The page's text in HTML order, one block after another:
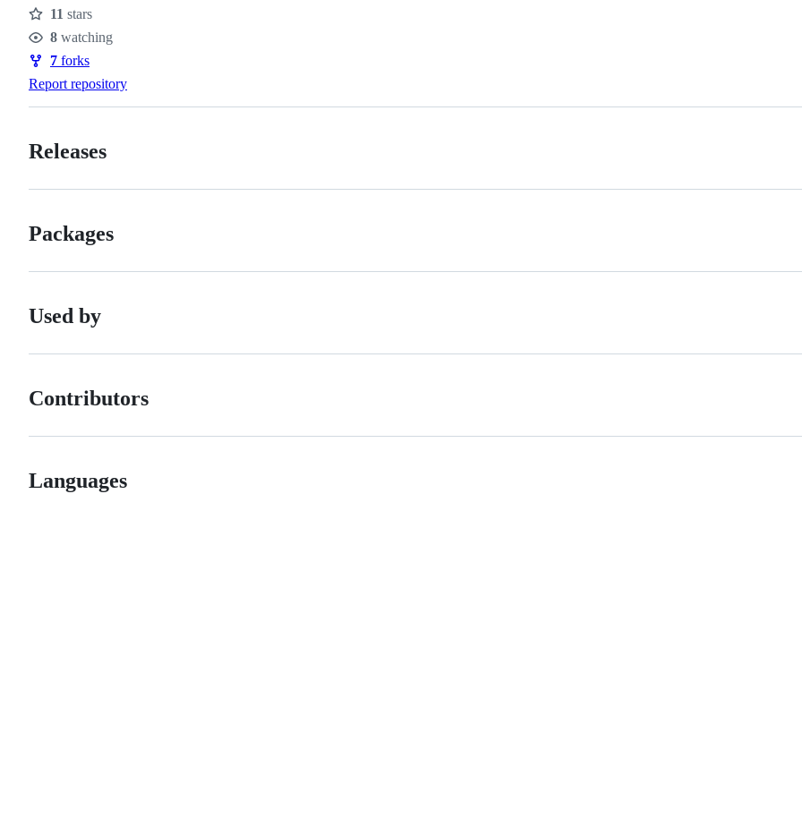
Stars
11 stars
Watchers
8 watching
Forks
7 forks
Report repository
Releases
Packages
Used by
Contributors
Languages